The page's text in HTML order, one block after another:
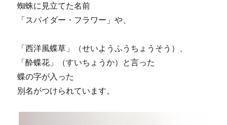
蜘蛛に見立てた名前
「スパイダー・フラワー」や、
「西洋風蝶草」（せいようふうちょうそう）、
「酔蝶花」（すいちょうか）と言った
蝶の字が入った
別名がつけられています。